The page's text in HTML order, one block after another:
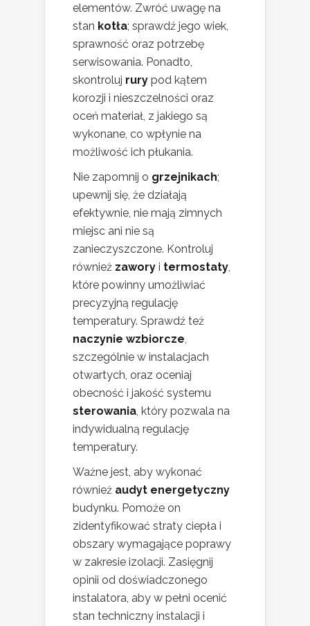
elementów. Zwróć uwagę na
stan kotła; sprawdź jego wiek,
sprawność oraz potrzebę
serwisowania. Ponadto,
skontroluj rury pod kątem
korozji i nieszczelności oraz
oceń materiał, z jakiego są
wykonane, co wpłynie na
możliwość ich płukania.
Nie zapomnij o grzejnikach;
upewnij się, że działają
efektywnie, nie mają zimnych
miejsc ani nie są
zanieczyszczone. Kontroluj
również zawory i termostaty,
które powinny umożliwiać
precyzyjną regulację
temperatury. Sprawdź też
naczynie wzbiorcze,
szczególnie w instalacjach
otwartych, oraz oceniaj
obecność i jakość systemu
sterowania, który pozwala na
indywidualną regulację
temperatury.
Ważne jest, aby wykonać
również audyt energetyczny
budynku. Pomoże on
zidentyfikować straty ciepła i
obszary wymagające poprawy
w zakresie izolacji. Zasięgnij
opinii od doświadczonego
instalatora, aby w pełni ocenić
stan techniczny instalacji i